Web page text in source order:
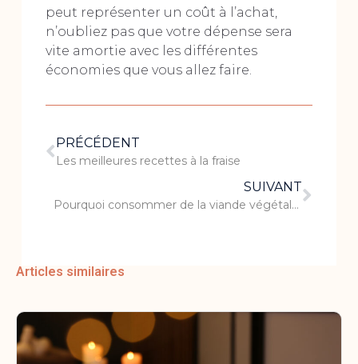
peut représenter un coût à l’achat,
n’oubliez pas que votre dépense sera
vite amortie avec les différentes
économies que vous allez faire.
PRÉCÉDENT
Les meilleures recettes à la fraise
SUIVANT
Pourquoi consommer de la viande végétale ?
Articles similaires